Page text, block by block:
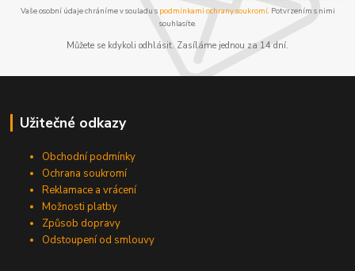
Vaše osobní údaje chráníme v souladu s podmínkami ochrany soukromí. Potvrzením s nimi
souhlasíte.
Můžete se kdykoli odhlásit. Zasíláme jednou za 14 dní.
Užitečné odkazy
Obchodní podmínky
Ochrana soukromí
Reklamace a vrácení
Možnosti platby
Způsob dopravy
Odstoupení od smlouvy